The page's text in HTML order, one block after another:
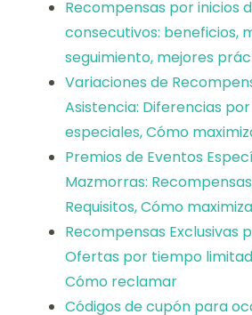
Recompensas por inicios
consecutivos: beneficios,
seguimiento, mejores
Variaciones de
Asistencia: Diferencias
especiales, Cómo
Premios de Eventos
Mazmorras:
Requisitos, Cómo
Recompensas Exclusivas
Ofertas por tiempo
Cómo reclamar
Códigos de cupón para